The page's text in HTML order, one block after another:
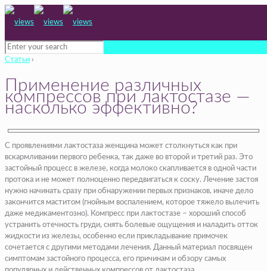
Статьи ›
Применение различных
компрессов при лактостазе —
насколько эффективно?
С проявлениями лактостаза женщина может столкнуться как при
вскармливании первого ребенка, так даже во второй и третий раз. Это
застойный процесс в железе, когда молоко скапливается в одной части
протока и не может полноценно передвигаться к соску. Лечение застоя
нужно начинать сразу при обнаружении первых признаков, иначе дело
закончится маститом (гнойным воспалением, которое тяжело вылечить
даже медикаментозно). Компресс при лактостазе – хороший способ
устранить отечность груди, снять болевые ощущения и наладить отток
жидкости из железы, особенно если прикладывание примочек
сочетается с другими методами лечения. Данный материал посвящен
симптомам застойного процесса, его причинам и обзору самых